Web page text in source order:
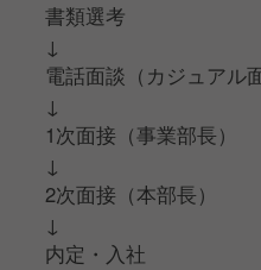
書類選考
↓
電話面談（カジュアル
↓
1次面接（事業部長）
↓
2次面接（本部長）
↓
内定・入社